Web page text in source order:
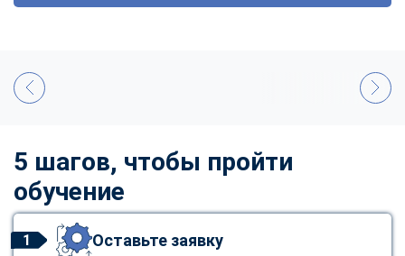
5 шагов, чтобы пройти
обучение
1 Оставьте заявку